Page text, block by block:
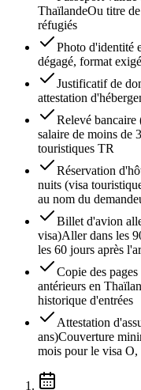
ThaïlandeOu titre
réfugiés
Photo d'identité
dégagé, format
Justificatif de
attestation
Relevé
salaire de moins de
touristiques TR
Réservation
nuits (visa
au nom du
Billet d'avion
visa)Aller dans les
les 60 jours après
Copie des
antérieurs en
historique d'entrées
Attestation
ans)Couverture
mois pour le visa